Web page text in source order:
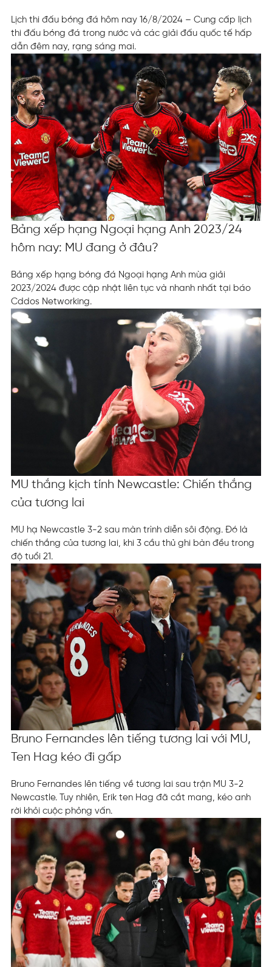
Lịch thi đấu bóng đá hôm nay 16/8/2024 – Cung cấp lịch
thi đấu bóng đá trong nước và các giải đấu quốc tế hấp
dẫn đêm nay, rạng sáng mai.
Bảng xếp hạng Ngoại hạng Anh 2023/24
hôm nay: MU đang ở đâu?
Bảng xếp hạng bóng đá Ngoại hạng Anh mùa giải
2023/2024 được cập nhật liên tục và nhanh nhất tại báo
Cddos Networking.
MU thắng kịch tính Newcastle: Chiến thắng
của tương lai
MU hạ Newcastle 3-2 sau màn trình diễn sôi động. Đó là
chiến thắng của tương lai, khi 3 cầu thủ ghi bàn đều trong
độ tuổi 21.
Bruno Fernandes lên tiếng tương lai với MU,
Ten Hag kéo đi gấp
Bruno Fernandes lên tiếng về tương lai sau trận MU 3-2
Newcastle. Tuy nhiên, Erik ten Hag đã cắt mang, kéo anh
rời khỏi cuộc phỏng vấn.